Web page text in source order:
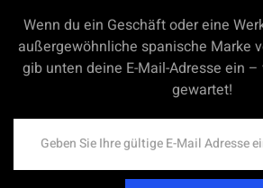
Wenn du ein Geschäft oder eine
außergewöhnliche spanische Marke
gib unten deine E-Mail-Adresse ein
gewartet!